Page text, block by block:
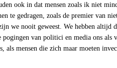
ook in dat mensen zoals ik niet
te gedragen, zoals de premier van
we nooit geweest. We hebben altijd
van politici en media ons als
als mensen die zich maar moeten